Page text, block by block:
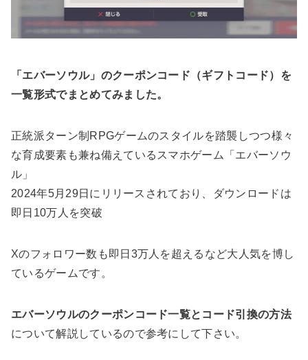
「エバーソウル」のクーポンコード（ギフトコード）を
一覧形式でまとめてみました。
正統派ターン制RPGゲームのスタイルを踏襲しつつ様々
な育成要素も兼ね備えているスマホゲーム「エバーソウ
ル」
2024年5月29日にリリースされており、ダウンロードは
即日10万人を突破
Xのフォロワー数も即日3万人を超えるなど大人気を博し
ているゲームです。
エバーソウルのクーポンコード一覧とコード引換の方法
について解説しているので参考にして下さい。